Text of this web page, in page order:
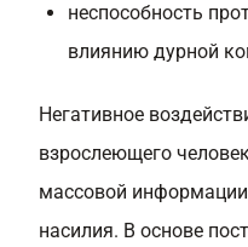
неспособность
влиянию дурной
Негативное
взрослеющего
массовой
насилия. В основе